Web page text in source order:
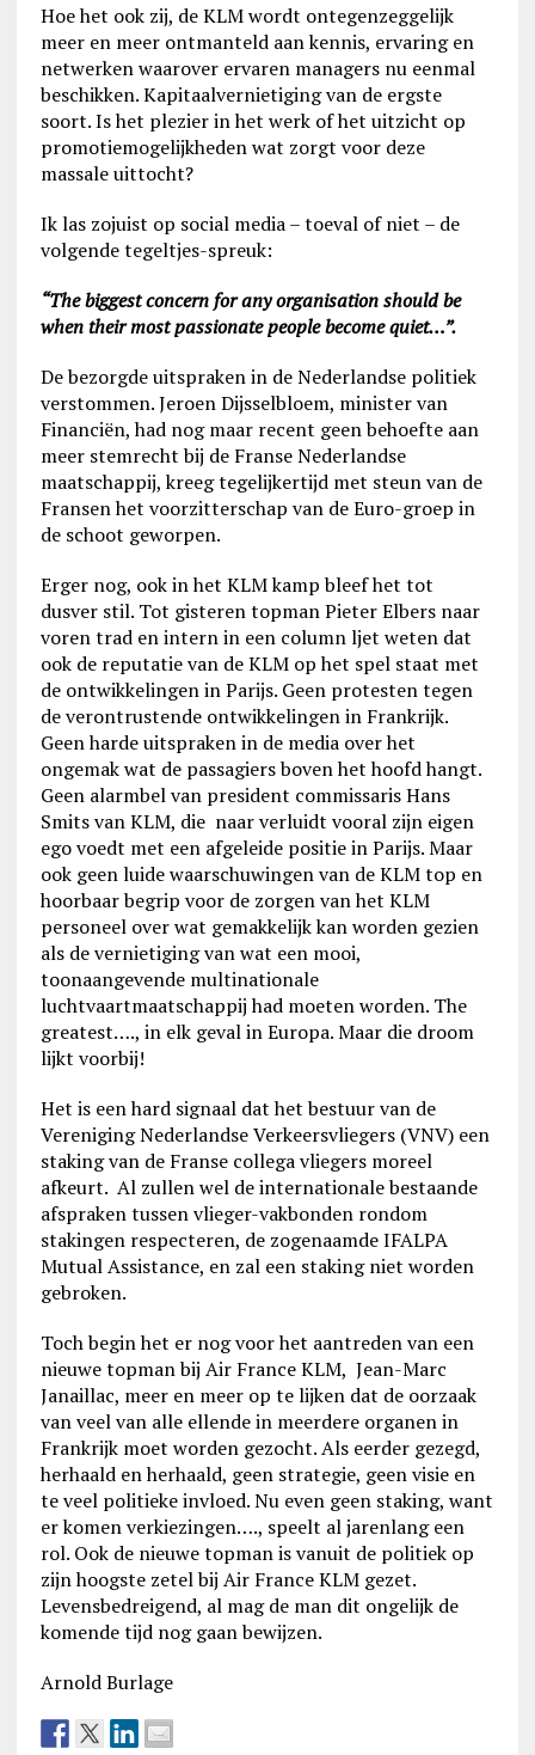
Hoe het ook zij, de KLM wordt ontegenzeggelijk
meer en meer ontmanteld aan kennis, ervaring en
netwerken waarover ervaren managers nu eenmal
beschikken. Kapitaalvernietiging van de ergste
soort. Is het plezier in het werk of het uitzicht op
promotiemogelijkheden wat zorgt voor deze
massale uittocht?
Ik las zojuist op social media – toeval of niet – de
volgende tegeltjes-spreuk:
“The biggest concern for any organisation should be
when their most passionate people become quiet…”.
De bezorgde uitspraken in de Nederlandse politiek
verstommen. Jeroen Dijsselbloem, minister van
Financiën, had nog maar recent geen behoefte aan
meer stemrecht bij de Franse Nederlandse
maatschappij, kreeg tegelijkertijd met steun van de
Fransen het voorzitterschap van de Euro-groep in
de schoot geworpen.
Erger nog, ook in het KLM kamp bleef het tot
dusver stil. Tot gisteren topman Pieter Elbers naar
voren trad en intern in een column ljet weten dat
ook de reputatie van de KLM op het spel staat met
de ontwikkelingen in Parijs. Geen protesten tegen
de verontrustende ontwikkelingen in Frankrijk.
Geen harde uitspraken in de media over het
ongemak wat de passagiers boven het hoofd hangt.
Geen alarmbel van president commissaris Hans
Smits van KLM, die naar verluidt vooral zijn eigen
ego voedt met een afgeleide positie in Parijs. Maar
ook geen luide waarschuwingen van de KLM top en
hoorbaar begrip voor de zorgen van het KLM
personeel over wat gemakkelijk kan worden gezien
als de vernietiging van wat een mooi,
toonaangevende multinationale
luchtvaartmaatschappij had moeten worden. The
greatest…., in elk geval in Europa. Maar die droom
lijkt voorbij!
Het is een hard signaal dat het bestuur van de
Vereniging Nederlandse Verkeersvliegers (VNV) een
staking van de Franse collega vliegers moreel
afkeurt. Al zullen wel de internationale bestaande
afspraken tussen vlieger-vakbonden rondom
stakingen respecteren, de zogenaamde IFALPA
Mutual Assistance, en zal een staking niet worden
gebroken.
Toch begin het er nog voor het aantreden van een
nieuwe topman bij Air France KLM, Jean-Marc
Janaillac, meer en meer op te lijken dat de oorzaak
van veel van alle ellende in meerdere organen in
Frankrijk moet worden gezocht. Als eerder gezegd,
herhaald en herhaald, geen strategie, geen visie en
te veel politieke invloed. Nu even geen staking, want
er komen verkiezingen…., speelt al jarenlang een
rol. Ook de nieuwe topman is vanuit de politiek op
zijn hoogste zetel bij Air France KLM gezet.
Levensbedreigend, al mag de man dit ongelijk de
komende tijd nog gaan bewijzen.
Arnold Burlage